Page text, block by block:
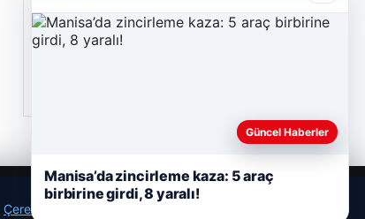
Prenses Night Club
Nisan 29, 2026
Çerez Politikamız
Güncel Haberler
Manisa’da zincirleme kaza: 5 araç
birbirine girdi, 8 yaralı!